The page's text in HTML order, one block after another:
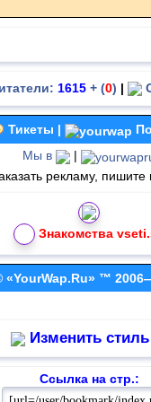
1615 + (0) |
Тикеты |
Мы в
|
рекламу, пишите
Знакомства
«YourWap.Ru» ™
Изменить стиль
Ссылка на стр.: